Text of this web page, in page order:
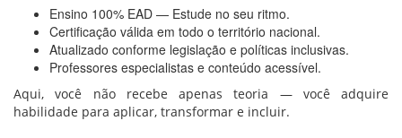
Ensino 100% EAD — Estude no seu ritmo.
Certificação válida em todo o território nacional.
Atualizado conforme legislação e políticas inclusivas.
Professores especialistas e conteúdo acessível.
Aqui, você não recebe apenas teoria — você adquire
habilidade para aplicar, transformar e incluir.